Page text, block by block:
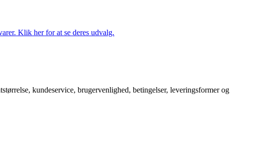
Klik her for at se deres udvalg.
kundeservice, brugervenlighed, betingelser, leveringsformer og